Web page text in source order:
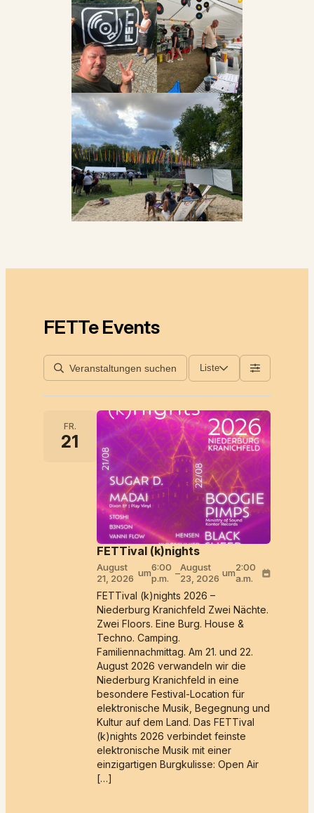
FETTe Events
Liste
FR.
21
FETTival (k)nights
August
21, 2026 um6:00
p.m.
–August
23, 2026 um2:00
a.m.
FETTival (k)nights 2026 –
Niederburg Kranichfeld Zwei Nächte.
Zwei Floors. Eine Burg. House &
Techno. Camping.
Familiennachmittag. Am 21. und 22.
August 2026 verwandeln wir die
Niederburg Kranichfeld in eine
besondere Festival-Location für
elektronische Musik, Begegnung und
Kultur auf dem Land. Das FETTival
(k)nights 2026 verbindet feinste
elektronische Musik mit einer
einzigartigen Burgkulisse: Open Air
[…]